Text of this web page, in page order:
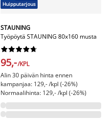
Huipputarjous
STAUNING
Työpöytä STAUNING 80x160 musta






95,-/KPL
Alin 30 päivän hinta ennen
kampanjaa: 129,- /kpl (-26%)
Normaalihinta: 129,- /kpl (-26%)